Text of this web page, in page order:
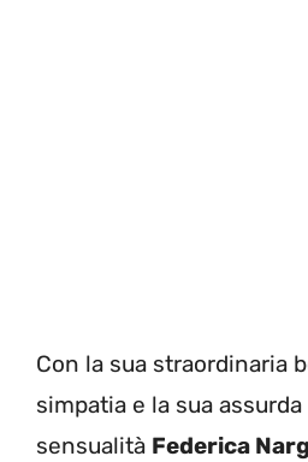
Con la sua straordinaria
simpatia e la sua assurda
sensualità Federica